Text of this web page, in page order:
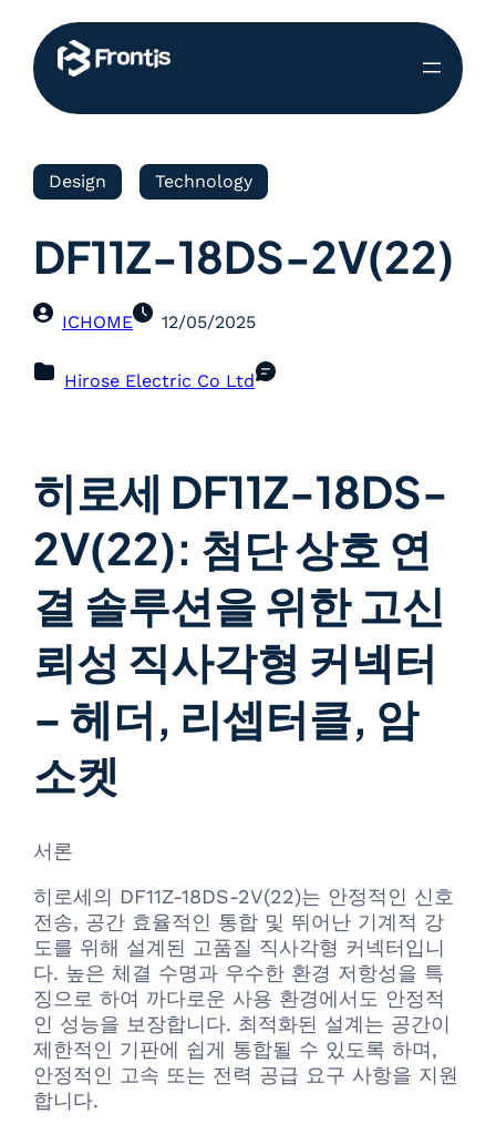
Design Technology
DF11Z-18DS-2V(22)
ICHOME 12/05/2025
Hirose Electric Co Ltd
히로세 DF11Z-18DS-
2V(22): 첨단 상호 연
결 솔루션을 위한 고신
뢰성 직사각형 커넥터
– 헤더, 리셉터클, 암
소켓
서론
히로세의 DF11Z-18DS-2V(22)는 안정적인 신호
전송, 공간 효율적인 통합 및 뛰어난 기계적 강
도를 위해 설계된 고품질 직사각형 커넥터입니
다. 높은 체결 수명과 우수한 환경 저항성을 특
징으로 하여 까다로운 사용 환경에서도 안정적
인 성능을 보장합니다. 최적화된 설계는 공간이
제한적인 기판에 쉽게 통합될 수 있도록 하며,
안정적인 고속 또는 전력 공급 요구 사항을 지원
합니다.